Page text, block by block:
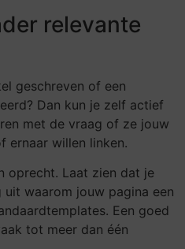
relevante
geschreven of een
Dan kun je zelf actief
met de vraag of ze jouw
ernaar willen linken.
oprecht. Laat zien dat je
waarom jouw pagina een
Een goed
tot meer dan één